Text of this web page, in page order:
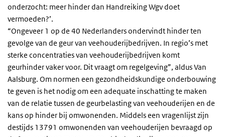
onderzocht: meer hinder dan Handreiking Wgv doet
vermoeden?’.
“Ongeveer 1 op de 40 Nederlanders ondervindt hinder ten
gevolge van de geur van veehouderijbedrijven. In regio’s met
sterke concentraties van veehouderijbedrijven komt
geurhinder vaker voor. Dit vraagt om regelgeving”, aldus Van
Aalsburg. Om normen een gezondheidskundige onderbouwing
te geven is het nodig om een adequate inschatting te maken
van de relatie tussen de geurbelasting van veehouderijen en de
kans op hinder bij omwonenden. Middels een vragenlijst zijn
destijds 13791 omwonenden van veehouderijen bevraagd op